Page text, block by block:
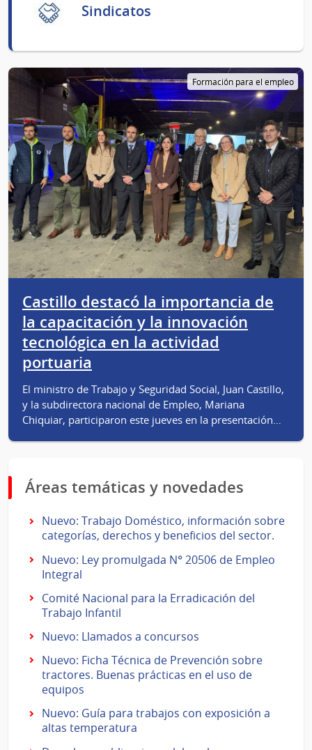
Sindicatos
Formación para el empleo
Castillo destacó la importancia de
la capacitación y la innovación
tecnológica en la actividad
portuaria
El ministro de Trabajo y Seguridad Social, Juan Castillo,
y la subdirectora nacional de Empleo, Mariana
Chiquiar, participaron este jueves en la presentación…
Áreas temáticas y novedades
Nuevo: Trabajo Doméstico, información sobre
categorías, derechos y beneficios del sector.
Nuevo: Ley promulgada N° 20506 de Empleo
Integral
Comité Nacional para la Erradicación del
Trabajo Infantil
Nuevo: Llamados a concursos
Nuevo: Ficha Técnica de Prevención sobre
tractores. Buenas prácticas en el uso de
equipos
Nuevo: Guía para trabajos con exposición a
altas temperatura